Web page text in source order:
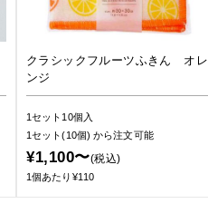
クラシックフルーツふきん オレ
ンジ
1セット10個入
1セット(10個)から注文可能
¥1,100〜(税込)
1個あたり¥110